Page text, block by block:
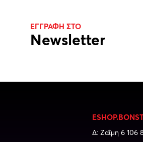
ΕΓΓΡΑΦΗ ΣΤΟ
Newsletter
Δ: Ζαΐμη 6 106